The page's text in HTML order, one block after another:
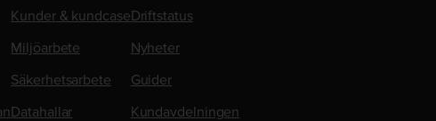
Kunder & kundcase
Miljöarbete
Säkerhetsarbete
Datahallar
Driftstatus
Nyheter
Guider
Kundavdelningen